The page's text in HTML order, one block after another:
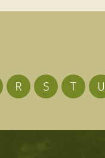
R S T U